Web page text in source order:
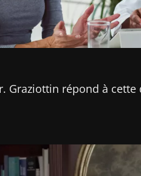
Graziottin répond à cette